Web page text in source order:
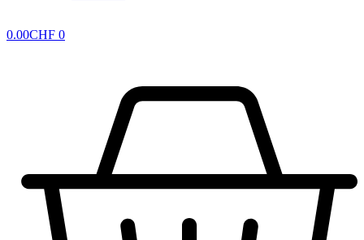
0.00CHF 0